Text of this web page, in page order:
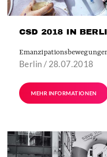
CSD 2018 IN
Berlin / 28.07.2018
MEHR INFORMATIONEN